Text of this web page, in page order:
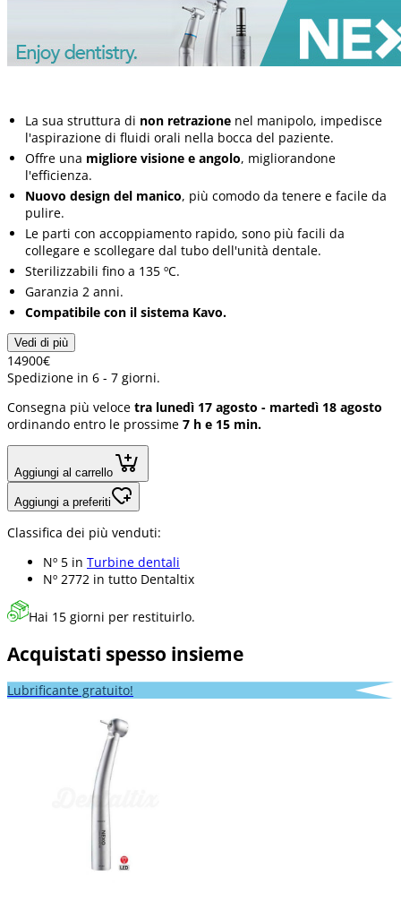
La sua struttura di non retrazione nel manipolo, impedisce
l'aspirazione di fluidi orali nella bocca del paziente.
Offre una migliore visione e angolo, migliorandone
l'efficienza.
Nuovo design del manico, più comodo da tenere e facile da
pulire.
Le parti con accoppiamento rapido, sono più facili da
collegare e scollegare dal tubo dell'unità dentale.
Sterilizzabili fino a 135 ºC.
Garanzia 2 anni.
Compatibile con il sistema Kavo.
Vedi di più
14900€
Spedizione in 6 - 7 giorni.
Consegna più veloce tra lunedì 17 agosto - martedì 18 agosto
ordinando entro le prossime 7 h e 15 min.
Aggiungi al carrello
Aggiungi a preferiti
Classifica dei più venduti:
Nº 5 in Turbine dentali
Nº 2772 in tutto Dentaltix
Hai 15 giorni per restituirlo.
Acquistati spesso insieme
Lubrificante gratuito!